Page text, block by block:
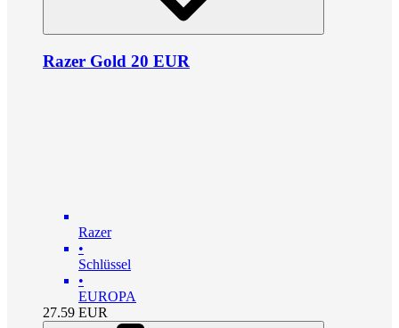
Razer Gold 20 EUR
Razer
•
Schlüssel
•
EUROPA
27.59 EUR